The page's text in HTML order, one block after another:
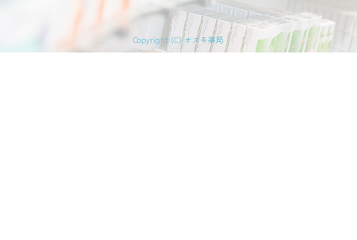
Copyright (C) オスモ薬局